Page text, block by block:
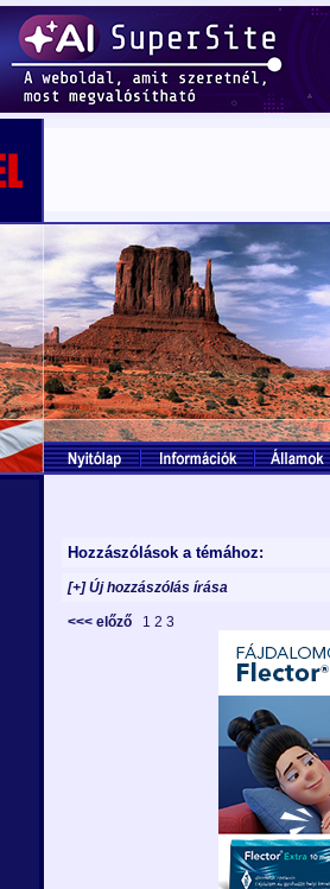
Hozzászólások a témához:
[+] Új hozzászólás írása
<<< előző 1 2 3